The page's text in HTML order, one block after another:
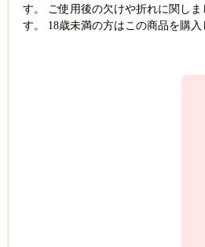
す。 ご使用後の欠けや折れに関し
す。 18歳未満の方はこの商品を購入